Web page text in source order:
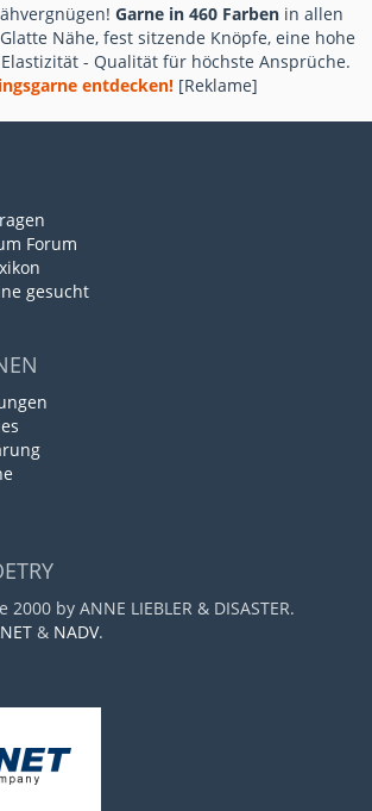
Garne in 460 Farben in allen
Nähe, fest sitzende Knöpfe, eine hohe
- Qualität für höchste Ansprüche.
entdecken! [Reklame]
Forum
gesucht
by ANNE LIEBLER & DISASTER.
& NADV.